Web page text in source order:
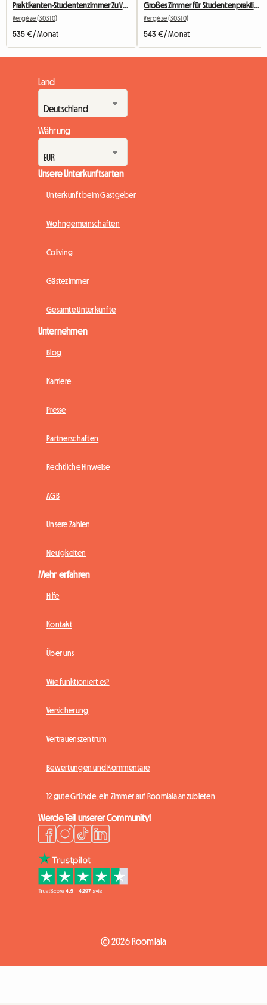
Praktikanten-Studentenzimmer Zu Vermieten - Erdgeschoss Mit Terrasse -
Vergèze (30310)
535 € / Monat
Großes Zimmer für Studentenpraktikanten im 1. Stock zu vermieten
Vergèze (30310)
543 € / Monat
Land
Währung
Unsere Unterkunftsarten
Unterkunft beim Gastgeber
Wohngemeinschaften
Coliving
Gästezimmer
Gesamte Unterkünfte
Unternehmen
Blog
Karriere
Presse
Partnerschaften
Rechtliche Hinweise
AGB
Unsere Zahlen
Neuigkeiten
Mehr erfahren
Hilfe
Kontakt
Über uns
Wie funktioniert es?
Versicherung
Vertrauenszentrum
Bewertungen und Kommentare
12 gute Gründe, ein Zimmer auf Roomlala anzubieten
Werde Teil unserer Community!
© 2026 Roomlala